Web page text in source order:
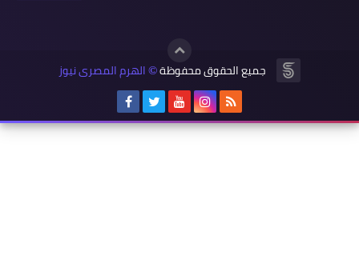
جميع الحقوق محفوظة© الهرم المصرى نيوز